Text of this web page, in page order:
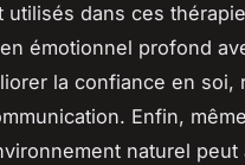
utilisés dans ces
émotionnel profond
la confiance en
Enfin,
naturel